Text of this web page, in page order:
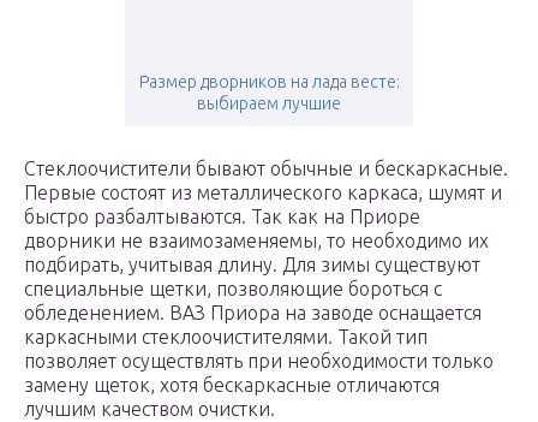
Размер дворников на лада весте:
выбираем лучшие
Стеклоочистители бывают обычные и бескаркасные.
Первые состоят из металлического каркаса, шумят и
быстро разбалтываются. Так как на Приоре
дворники не взаимозаменяемы, то необходимо их
подбирать, учитывая длину. Для зимы существуют
специальные щетки, позволяющие бороться с
обледенением. ВАЗ Приора на заводе оснащается
каркасными стеклоочистителями. Такой тип
позволяет осуществлять при необходимости только
замену щеток, хотя бескаркасные отличаются
лучшим качеством очистки.